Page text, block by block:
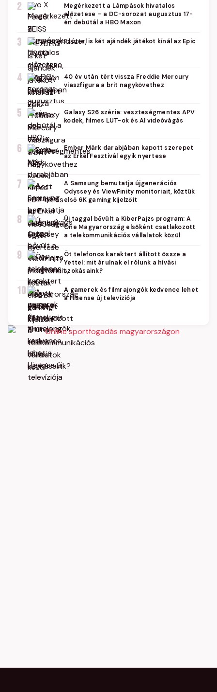
2
Megérkezett a Lámpások hivatalos
előzetese – a DC-sorozat augusztus 17-
én debütál a HBO Maxon
3 Ezúttal is két ajándék játékot kínál az Epic
4
40 év után tért vissza Freddie Mercury
viaszfigura a brit nagykövethez
5
Galaxy S26 széria: veszteségmentes APV
kodek, filmes LUT-ok és AI videóvágás
6
Ember Márk darabjában kapott szerepet
az Erkel Fesztivál egyik nyertese
7
A Samsung bemutatja újgenerációs
Odyssey és ViewFinity monitoriait, köztük
első 6K gaming kijelzőit
8
Új taggal bővült a KiberPajzs program: A
One Magyarország elsőként csatlakozott
a telekommunikációs vállalatok közül
9
Öt telefonos karaktert állított össze a
Yettel: mit árulnak el rólunk a hívási
szokásaink?
10
A gamerek és filmrajongók kedvence lehet
a Hisense új televíziója